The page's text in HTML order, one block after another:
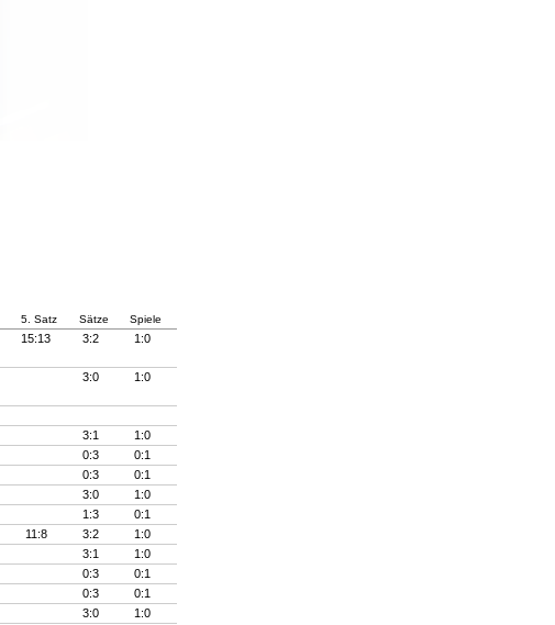
5. Satz Sätze Spiele
15:13 3:2 1:0
3:0 1:0
3:1
1:0
0:3
0:1
0:3
0:1
3:0
1:0
1:3
0:1
11:8 3:2
1:0
3:1
1:0
0:3
0:1
0:3
0:1
3:0
1:0